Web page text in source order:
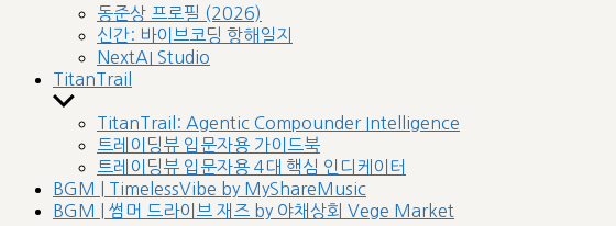
sub
menu
동준상 프로필 (2026)
신간: 바이브코딩 항해일지
NextAI Studio
TitanTrail
Show
sub
menu
TitanTrail: Agentic Compounder Intelligence
트레이딩뷰 입문자용 가이드북
트레이딩뷰 입문자용 4대 핵심 인디케이터
BGM | TimelessVibe by MyShareMusic
BGM | 썸머 드라이브 재즈 by 야채상회 Vege Market